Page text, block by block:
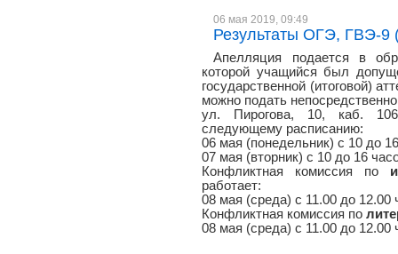
06 мая 2019, 09:49
Результаты ОГЭ, ГВЭ-9
Апелляция подается в
которой учащийся был
государственной (итоговой)
можно подать
ул. Пирогова, 10, каб.
следующему расписанию:
06 мая (понедельник) с 10 до
07 мая (вторник) с 10 до 16
Конфликтная комиссия по
работает:
08 мая (среда) с 11.00 до 12.00
Конфликтная комиссия по
08 мая (среда) с 11.00 до 12.00